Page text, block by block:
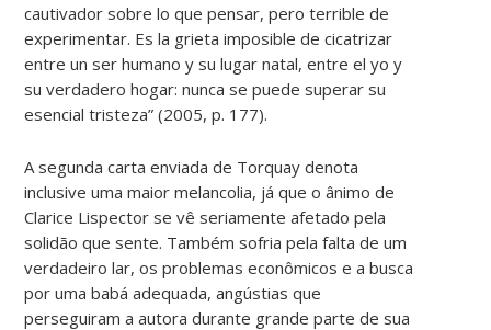
cautivador sobre lo que pensar, pero terrible de
experimentar. Es la grieta imposible de cicatrizar
entre un ser humano y su lugar natal, entre el yo y
su verdadero hogar: nunca se puede superar su
esencial tristeza” (2005, p. 177).
A segunda carta enviada de Torquay denota
inclusive uma maior melancolia, já que o ânimo de
Clarice Lispector se vê seriamente afetado pela
solidão que sente. Também sofria pela falta de um
verdadeiro lar, os problemas econômicos e a busca
por uma babá adequada, angústias que
perseguiram a autora durante grande parte de sua